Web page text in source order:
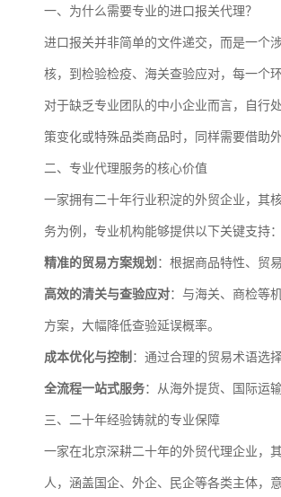
一、为什么需要专业的进口报关代理？
进口报关并非简单的文件递交，而是一个
核，到检验检疫、海关查验应对，每一个
对于缺乏专业团队的中小企业而言，自行
策变化或特殊品类商品时，同样需要借助
二、专业代理服务的核心价值
一家拥有二十年行业积淀的外贸企业，其
务为例，专业机构能够提供以下关键支持：
精准的贸易方案规划 ：根据商品特性、贸
高效的清关与查验应对：与海关、商检等
方案，大幅降低查验延误概率。
成本优化与控制 ：通过合理的贸易术语选
全流程一站式服务：从海外提货、国际运
三、二十年经验铸就的专业保障
一家在北京深耕二十年的外贸代理企业，
人，涵盖国企、外企、民企等各类主体，